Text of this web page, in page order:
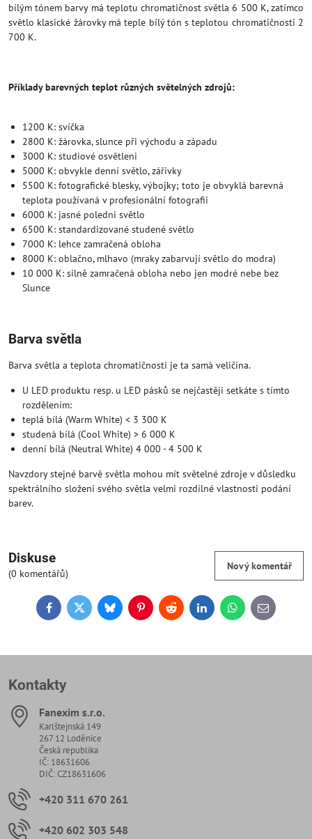
bílým tónem barvy má teplotu chromatičnost světla 6 500 K, zatímco
světlo klasické žárovky má teple bílý tón s teplotou chromatičnosti 2
700 K.
Příklady barevných teplot různých světelných zdrojů:
1200 K: svíčka
2800 K: žárovka, slunce při východu a západu
3000 K: studiové osvětleni
5000 K: obvykle denní světlo, zářivky
5500 K: fotografické blesky, výbojky; toto je obvyklá barevná
teplota používaná v profesionální fotografii
6000 K: jasné poledni světlo
6500 K: standardizované studené světlo
7000 K: lehce zamračená obloha
8000 K: oblačno, mlhavo (mraky zabarvují světlo do modra)
10 000 K: silně zamračená obloha nebo jen modré nebe bez
Slunce
Barva světla
Barva světla a teplota chromatičnosti je ta samá veličina.
U LED produktu resp. u LED pásků se nejčastěji setkáte s tímto
rozdělením:
teplá bílá (Warm White) < 3 300 K
studená bílá (Cool White) > 6 000 K
denní bílá (Neutral White) 4 000 - 4 500 K
Navzdory stejné barvě světla mohou mít světelné zdroje v důsledku
spektrálního složení svého světla velmi rozdílné vlastnosti podání
barev.
Diskuse
(0 komentářů)
Nový komentář
FacebookTwitterBlueskyPinterestReddit LinkedInWhatsApp
E-
mail
Kontakty
Fanexim s​.r​.o​.
Karlštejnská 149
267 12 Loděnice
Česká republika
IČ: 18631606
DIČ: CZ18631606
+420 311 670 261
+420 602 303 548